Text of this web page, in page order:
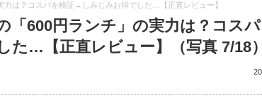
力は？コスパを検証→しみじみお得でした…【正直レビュー】
「600円ランチ」の実力は？コス
…【正直レビュー】（写真 7/18）